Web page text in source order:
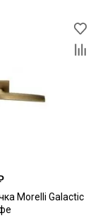
Morelli Galactic